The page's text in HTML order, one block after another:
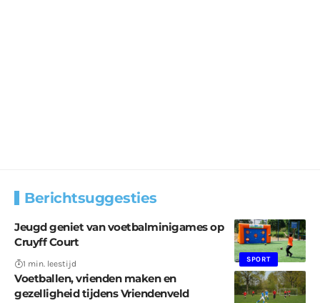
Berichtsuggesties
SPORT
Jeugd geniet van voetbalminigames op
Cruyff Court
1 min. leestijd
Voetballen, vrienden maken en
gezelligheid tijdens Vriendenveld